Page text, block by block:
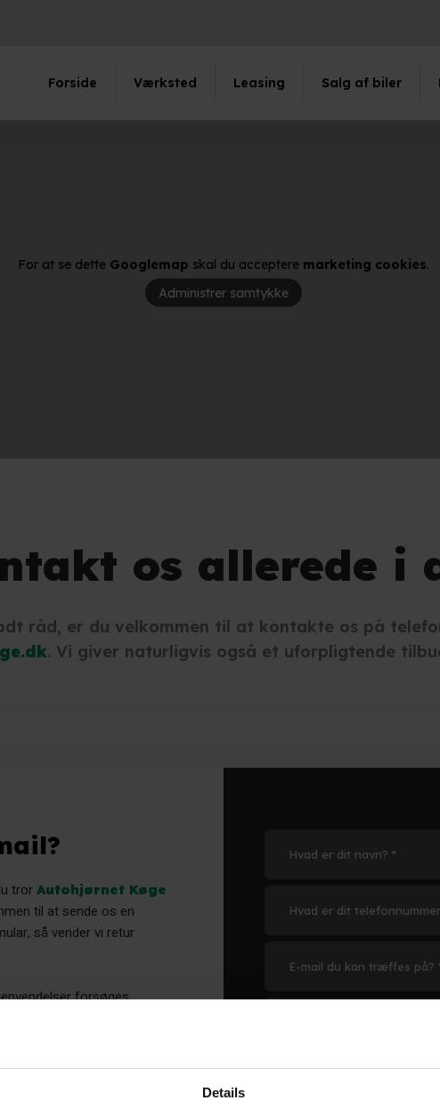
Details
Forside Værksted Leasing Salg af biler
For at se dette Googlemap skal du acceptere marketing cookies.
Administrer samtykke
os allerede i
råd, er du velkommen til at kontakte os på
. Vi giver naturligvis også et uforpligtende
tror Autohjørnet Køge
til at sende os en
så vender vi retur
forsøges